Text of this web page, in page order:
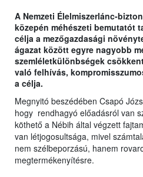
A Nemzeti Élelmiszerlánc-
közepén méhészeti bemutatót
célja a mezőgazdasági
ágazat között egyre nagyobb
szemléletkülönbségek
való felhívás,
a célja.
Megnyitó beszédében Csapó
hogy rendhagyó előadásról van
köthető a Nébih által végzett
van létjogosultsága, mivel
nem szélbeporzású, hanem
megtermékenyítésre.